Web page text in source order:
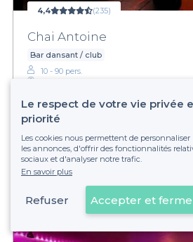
4,4 (235)
Chai Antoine
Bar dansant / club
10 - 90 pers.
€€Abordable
Obtenir un
Voir sur la
Le respect de votre vie privée
priorité
Les cookies nous permettent de
les annonces, d'offrir des fonctionnalités
sociaux et d'analyser notre trafic.
En savoir plus
Refuser Accepter et